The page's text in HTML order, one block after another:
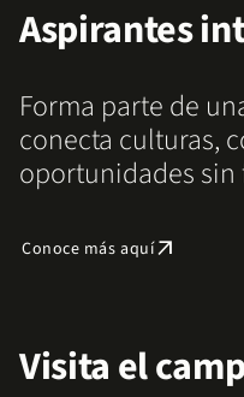
Aspirantes
Forma parte de
conecta culturas,
oportunidades sin
Conoce más aquíarrow_outward
Visita el